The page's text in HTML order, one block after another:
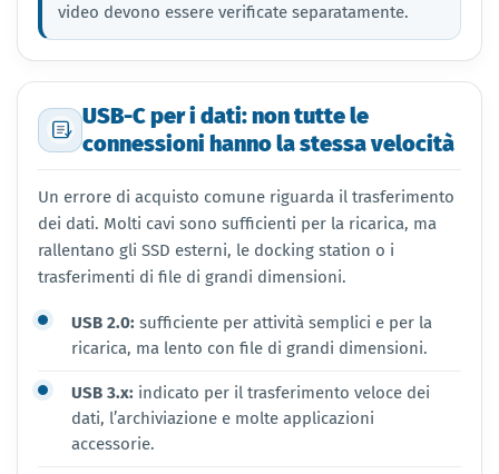
video devono essere verificate separatamente.
USB-C per i dati: non tutte le
connessioni hanno la stessa velocità
Un errore di acquisto comune riguarda il trasferimento
dei dati. Molti cavi sono sufficienti per la ricarica, ma
rallentano gli SSD esterni, le docking station o i
trasferimenti di file di grandi dimensioni.
USB 2.0: sufficiente per attività semplici e per la
ricarica, ma lento con file di grandi dimensioni.
USB 3.x: indicato per il trasferimento veloce dei
dati, l’archiviazione e molte applicazioni
accessorie.